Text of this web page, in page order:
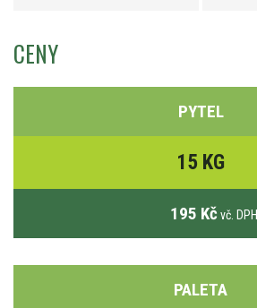
CENY
PYTEL
15 KG
195 Kč vč. DPH
PALETA